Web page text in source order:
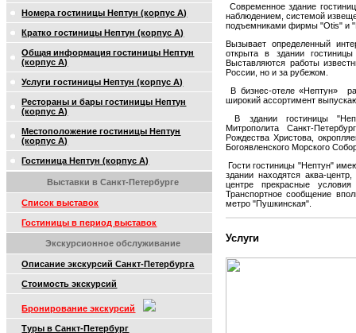
Номера гостиницы Нептун (корпус А)
Кратко гостиницы Нептун (корпус А)
Общая информация гостиницы Нептун
(корпус А)
Услуги гостиницы Нептун (корпус А)
Рестораны и бары гостиницы Нептун
(корпус А)
Местоположение гостиницы Нептун
(корпус А)
Гостиница Нептун (корпус А)
Выставки в Санкт-Петербурге
Список выставок
Гостиницы в период выставок
Экскурсионное обслуживание
Описание экскурсий Санкт-Петербурга
Стоимость экскурсий
Бронирование экскурсий
Туры в Санкт-Петербург
Современное здание
наблюдением, системой
подъемниками фирмы "Otis" и
Вызывает определенный
открыта в здании
Выставляются работы
России, но и за рубежом.
В бизнес-отеле «Нептун»
широкий ассортимент
В здании гостиницы
Митрополита Санкт-
Рождества Христова,
Богоявленского Морского
Гости гостиницы "Нептун"
здании находятся аква-
центре прекрасные
Транспортное сообщение
метро "Пушкинская".
Услуги